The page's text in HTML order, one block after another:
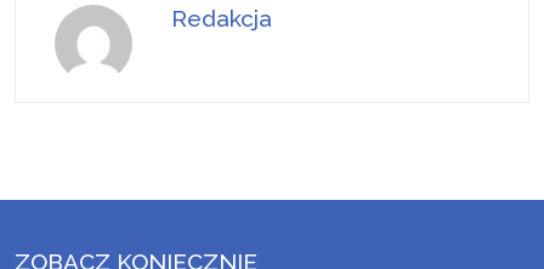
Redakcja
ZOBACZ KONIECZNIE